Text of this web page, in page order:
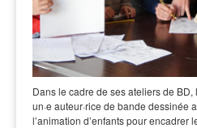
Dans le cadre de ses ateliers de
un·e auteur·rice de bande dessinée
l’animation d’enfants pour